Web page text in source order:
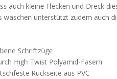
auch kleine Flecken und Dreck
waschen unterstützt zudem auch
Schriftzüge
High Twist Polyamid-Fasern
Rückseite aus PVC